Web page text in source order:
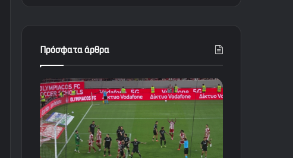
Πρόσφατα άρθρα